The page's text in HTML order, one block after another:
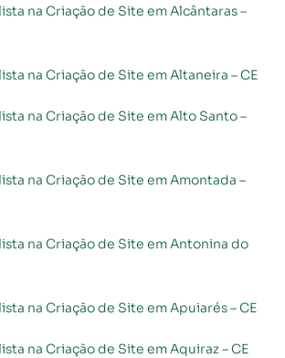
na Criação de Site em Alcântaras –
na Criação de Site em Altaneira – CE
na Criação de Site em Alto Santo –
na Criação de Site em Amontada –
na Criação de Site em Antonina do
na Criação de Site em Apuiarés – CE
na Criação de Site em Aquiraz – CE